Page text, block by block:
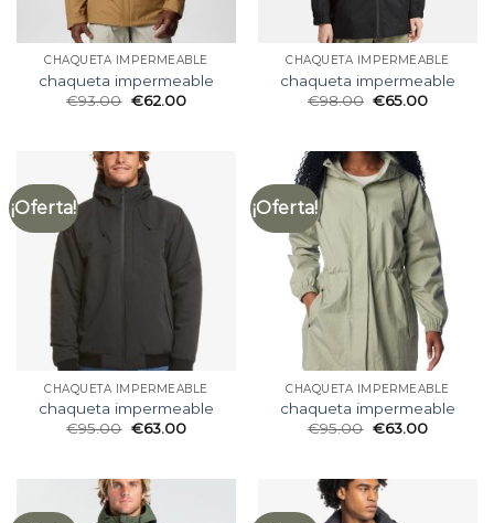
CHAQUETA IMPERMEABLE
chaqueta impermeable
€93.00 €62.00
CHAQUETA IMPERMEABLE
chaqueta impermeable
€98.00 €65.00
¡Oferta!
CHAQUETA IMPERMEABLE
chaqueta impermeable
€95.00 €63.00
¡Oferta!
CHAQUETA IMPERMEABLE
chaqueta impermeable
€95.00 €63.00